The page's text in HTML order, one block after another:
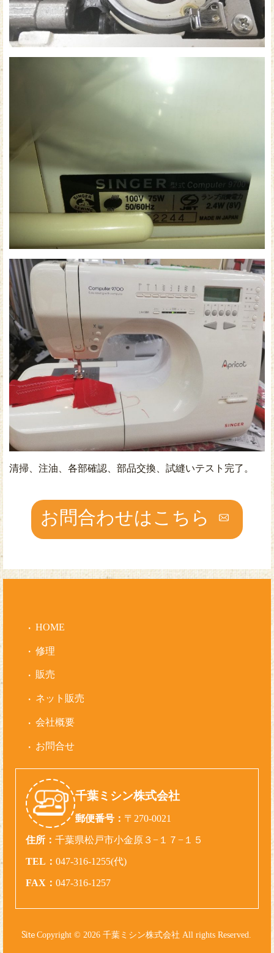
清掃、注油、各部確認、部品交換、試縫いテスト完了。
お問合わせはこちら
HOME
修理
販売
ネット販売
会社概要
お問合せ
千葉ミシン株式会社
郵便番号： 〒270-0021
住所： 千葉県松戸市小金原３−１７−１５
TEL： 047-316-1255(代)
FAX： 047-316-1257
Copyright © 2026 千葉ミシン株式会社 All rights Reserved.